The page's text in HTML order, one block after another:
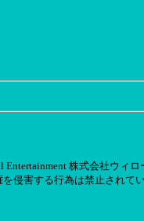
Entertainment 株式会社ウィ
侵害する行為は禁止されて